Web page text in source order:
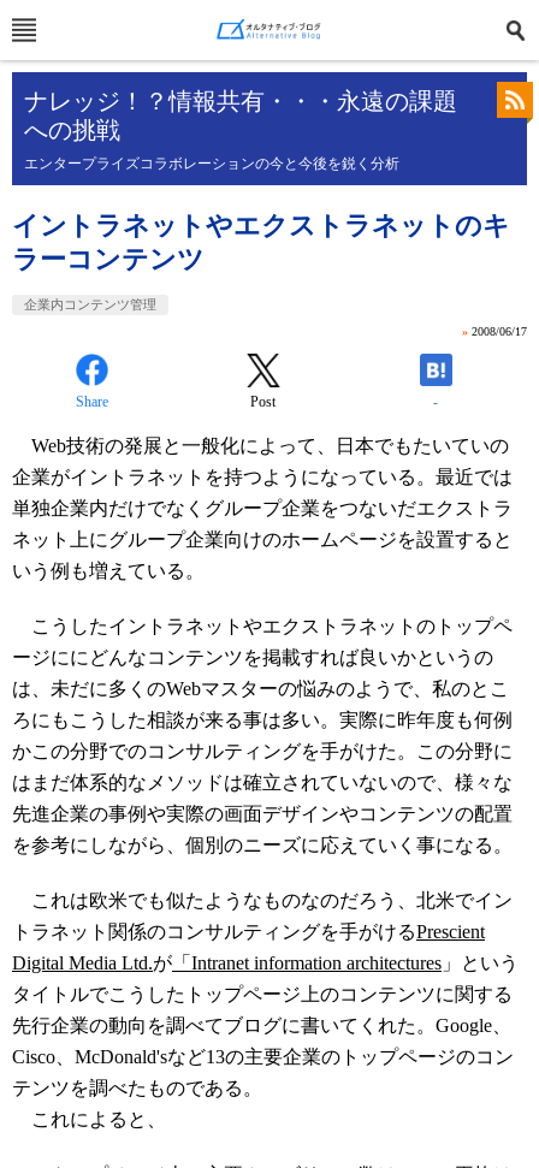
ナレッジ！？情報共有・・・永遠の課題
への挑戦
エンタープライズコラボレーションの今と今後を鋭く分析
イントラネットやエクストラネットのキ
ラーコンテンツ
企業内コンテンツ管理
» 2008/06/17
Share Post -
Web技術の発展と一般化によって、日本でもたいていの
企業がイントラネットを持つようになっている。最近では
単独企業内だけでなくグループ企業をつないだエクストラ
ネット上にグループ企業向けのホームページを設置すると
いう例も増えている。
こうしたイントラネットやエクストラネットのトップペ
ージににどんなコンテンツを掲載すれば良いかというの
は、未だに多くのWebマスターの悩みのようで、私のとこ
ろにもこうした相談が来る事は多い。実際に昨年度も何例
かこの分野でのコンサルティングを手がけた。この分野に
はまだ体系的なメソッドは確立されていないので、様々な
先進企業の事例や実際の画面デザインやコンテンツの配置
を参考にしながら、個別のニーズに応えていく事になる。
これは欧米でも似たようなものなのだろう、北米でイン
トラネット関係のコンサルティングを手がけるPrescient
Digital Media Ltd.が 「Intranet information architectures 」という
タイトルでこうしたトップページ上のコンテンツに関する
先行企業の動向を調べてブログに書いてくれた。Google、
Cisco、McDonald'sなど13の主要企業のトップページのコン
テンツを調べたものである。
これによると、